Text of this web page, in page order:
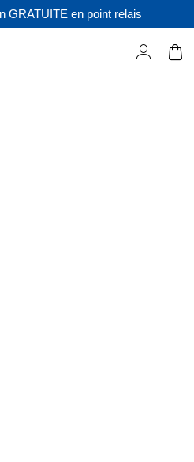
GRATUITE en point relais